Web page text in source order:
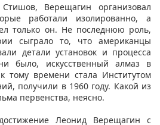
Верещагин организовал
работали изолированно, а
только он. Не последнюю роль,
сыграло то, что американцы
детали установок и процесса
было, искусственный алмаз в
тому времени стала Институтом
получили в 1960 году. Какой из
первенства, неясно.
Леонид Верещагин с